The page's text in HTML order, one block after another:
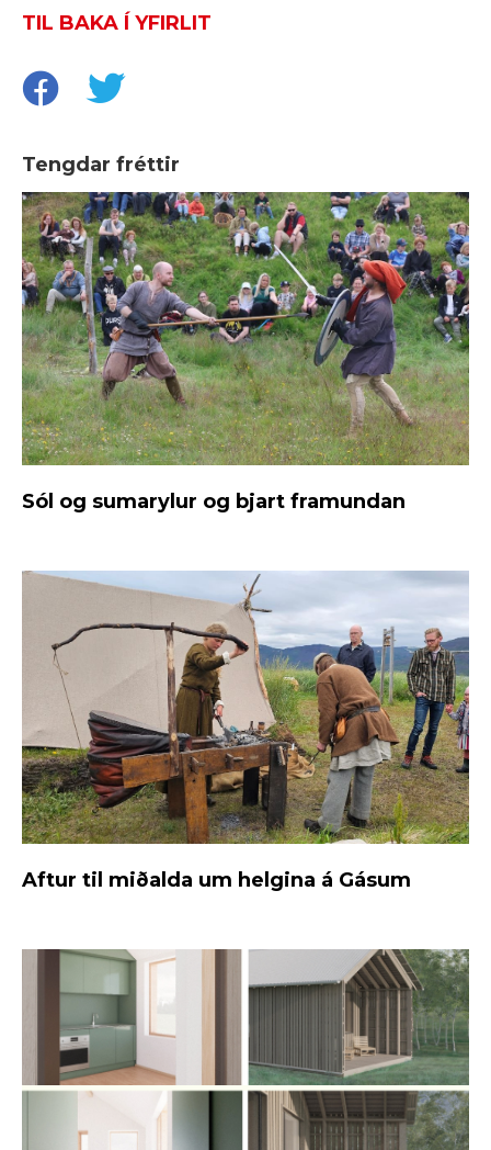
TIL BAKA Í YFIRLIT
Tengdar fréttir
Sól og sumarylur og bjart framundan
Aftur til miðalda um helgina á Gásum